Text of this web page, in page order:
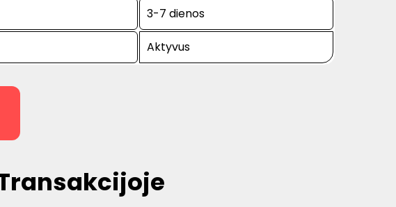
3-7 dienos
Aktyvus